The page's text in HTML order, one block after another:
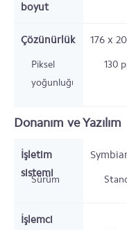
boyut
Çözünürlük 176 x
Piksel
yoğunluğu
130
Donanım ve Yazılım
İşletim
sistemi
Sürüm
İşlemci